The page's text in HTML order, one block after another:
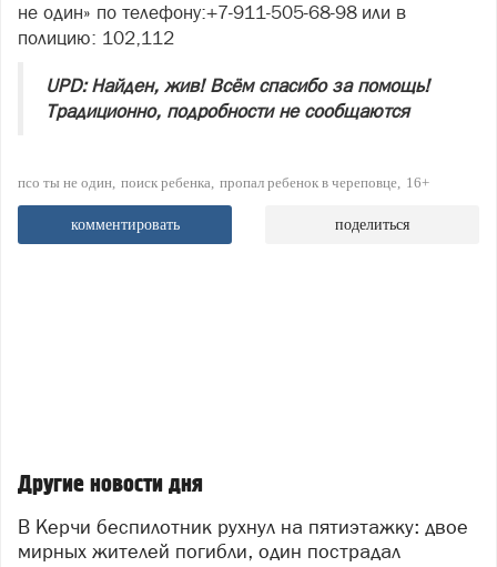
не один» по телефону:+7-911-505-68-98 или в
полицию: 102,112
UPD: Найден, жив! Всём спасибо за помощь!
Традиционно, подробности не сообщаются
псо ты не один поиск ребенка пропал ребенок в череповце 16+
комментировать поделиться
Другие новости дня
В Керчи беспилотник рухнул на пятиэтажку: двое
мирных жителей погибли, один пострадал